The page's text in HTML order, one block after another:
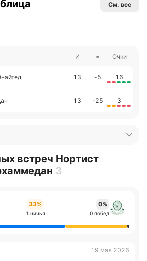
См. все
И = Очки
13 -5 16
13 -25 3
встреч Нортист
3
33%
1 ничья
0%
0 побед
19 мая 2026